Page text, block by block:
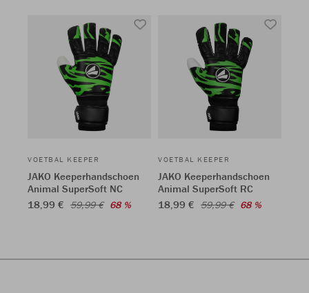
VOETBAL KEEPER
JAKO Keeperhandschoen
Animal SuperSoft NC
18,99 € 59,99 € 68 %
VOETBAL KEEPER
JAKO Keeperhandschoen
Animal SuperSoft RC
18,99 € 59,99 € 68 %